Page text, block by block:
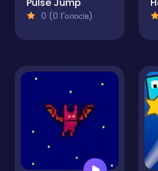
Pulse Jump
0 (0 Голосів)